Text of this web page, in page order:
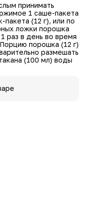
принимать
1 саше-пакета
пакета (12 г), или по
ложки порошка
1 раз в день во время
порошка (12 г)
размешать
(100 мл) воды